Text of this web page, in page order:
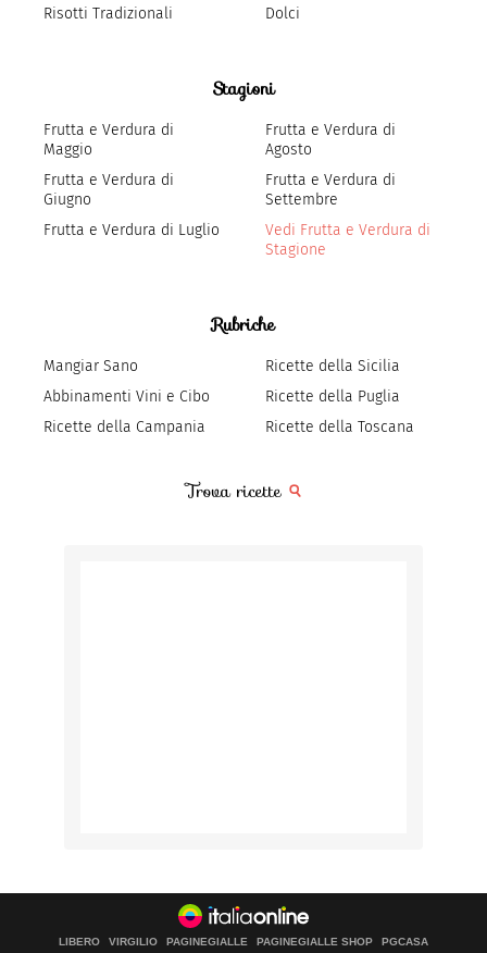
Risotti Tradizionali
Dolci
Stagioni
Frutta e Verdura di
Maggio
Frutta e Verdura di
Giugno
Frutta e Verdura di Luglio
Frutta e Verdura di
Agosto
Frutta e Verdura di
Settembre
Vedi Frutta e Verdura di
Stagione
Rubriche
Mangiar Sano
Abbinamenti Vini e Cibo
Ricette della Campania
Ricette della Sicilia
Ricette della Puglia
Ricette della Toscana
Trova ricette
LIBERO VIRGILIO PAGINEGIALLE PAGINEGIALLE SHOP PGCASA